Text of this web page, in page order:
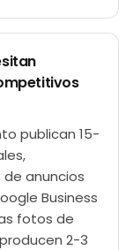
publican 15-
anuncios
Business
fotos de
2-3